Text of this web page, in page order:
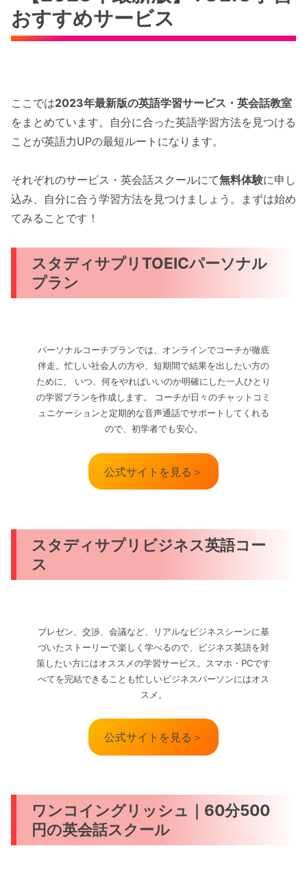
おすすめサービス
ここでは2023年最新版の英語学習サービス・英会話教室
をまとめています。自分に合った英語学習方法を見つける
ことが英語力UPの最短ルートになります。
それぞれのサービス・英会話スクールにて無料体験に申し
込み、自分に合う学習方法を見つけましょう。まずは始め
てみることです！
スタディサプリTOEICパーソナル
プラン
パーソナルコーチプランでは、オンラインでコーチが徹底
伴走。忙しい社会人の方や、短期間で結果を出したい方の
ために、 いつ、何をやればいいのか明確にした一人ひとり
の学習プランを作成します。 コーチが日々のチャットコミ
ュニケーションと定期的な音声通話でサポートしてくれる
ので、初学者でも安心。
公式サイトを見る＞
スタディサプリビジネス英語コー
ス
プレゼン、交渉、会議など、リアルなビジネスシーンに基
づいたストーリーで楽しく学べるので、ビジネス英語を対
策したい方にはオススメの学習サービス。スマホ・PCです
べてを完結できることも忙しいビジネスパーソンにはオス
スメ。
公式サイトを見る＞
ワンコイングリッシュ｜60分500
円の英会話スクール